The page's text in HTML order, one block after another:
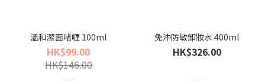
溫和潔面啫喱 100ml
HK$99.00
HK$146.00
免沖防敏卸妝水 400ml
HK$326.00